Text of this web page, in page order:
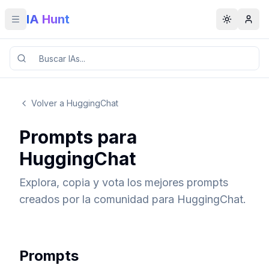
Toggle menu
IA Hunt Toggle
Volver a HuggingChat
Prompts para
HuggingChat
Explora, copia y vota los mejores prompts
creados por la comunidad para HuggingChat.
Prompts